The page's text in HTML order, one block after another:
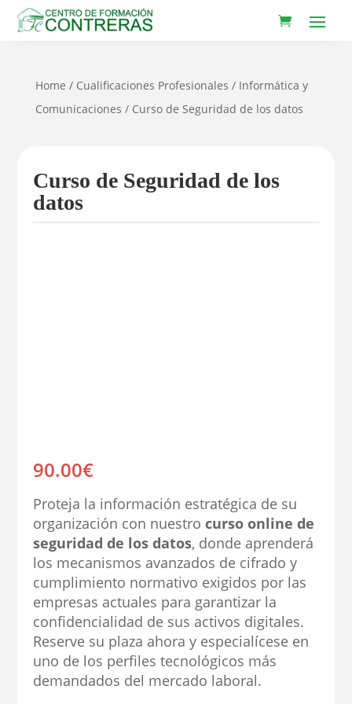
Home / Cualificaciones Profesionales / Informática y
Comunicaciones / Curso de Seguridad de los datos
Curso de Seguridad de los
datos
90.00€
Proteja la información estratégica de su
organización con nuestrocurso online de
seguridad de los datos, donde aprenderá
los mecanismos avanzados de cifrado y
cumplimiento normativo exigidos por las
empresas actuales para garantizar la
confidencialidad de sus activos digitales.
Reserve su plaza ahora y especialícese en
uno de los perfiles tecnológicos más
demandados del mercado laboral.